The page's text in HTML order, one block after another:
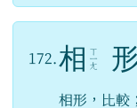
172. 相 ㄒ
ㄧ
ㄤ
相形，比較